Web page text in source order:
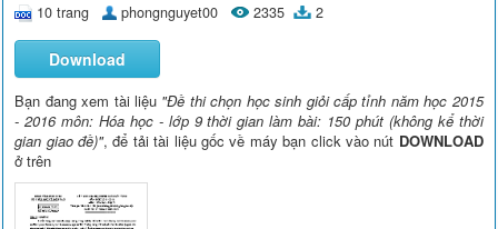
10 trang phongnguyet00 2335 2
Download
Bạn đang xem tài liệu "Đề thi chọn học sinh giỏi cấp tỉnh năm học 2015
- 2016 môn: Hóa học - lớp 9 thời gian làm bài: 150 phút (không kể thời
gian giao đề)", để tải tài liệu gốc về máy bạn click vào nút DOWNLOAD
ở trên